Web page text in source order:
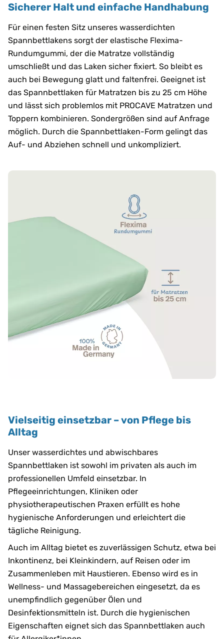
Sicherer Halt und einfache Handhabung
Für einen festen Sitz unseres wasserdichten
Spannbettlakens sorgt der elastische Flexima-
Rundumgummi, der die Matratze vollständig
umschließt und das Laken sicher fixiert. So bleibt es
auch bei Bewegung glatt und faltenfrei. Geeignet ist
das Spannbettlaken für Matratzen bis zu 25 cm Höhe
und lässt sich problemlos mit PROCAVE Matratzen und
Toppern kombinieren. Sondergrößen sind auf Anfrage
möglich. Durch die Spannbettlaken-Form gelingt das
Auf- und Abziehen schnell und unkompliziert.
Vielseitig einsetzbar – von Pflege bis
Alltag
Unser wasserdichtes und abwischbares
Spannbettlaken ist sowohl im privaten als auch im
professionellen Umfeld einsetzbar. In
Pflegeeinrichtungen, Kliniken oder
physiotherapeutischen Praxen erfüllt es hohe
hygienische Anforderungen und erleichtert die
tägliche Reinigung.
Auch im Alltag bietet es zuverlässigen Schutz, etwa bei
Inkontinenz, bei Kleinkindern, auf Reisen oder im
Zusammenleben mit Haustieren. Ebenso wird es in
Wellness- und Massagebereichen eingesetzt, da es
unempfindlich gegenüber Ölen und
Desinfektionsmitteln ist. Durch die hygienischen
Eigenschaften eignet sich das Spannbettlaken auch